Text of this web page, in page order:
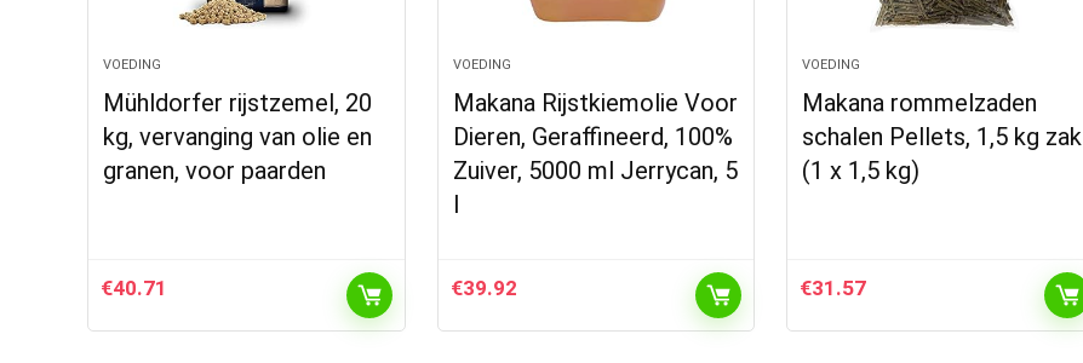
VOEDING
Mühldorfer rijstzemel, 20
kg, vervanging van olie en
granen, voor paarden
€40.71
VOEDING
Makana Rijstkiemolie Voor
Dieren, Geraffineerd, 100%
Zuiver, 5000 ml Jerrycan, 5
l
€39.92
VOEDING
Makana rommelzaden
schalen Pellets, 1,5 kg zak
(1 x 1,5 kg)
€31.57